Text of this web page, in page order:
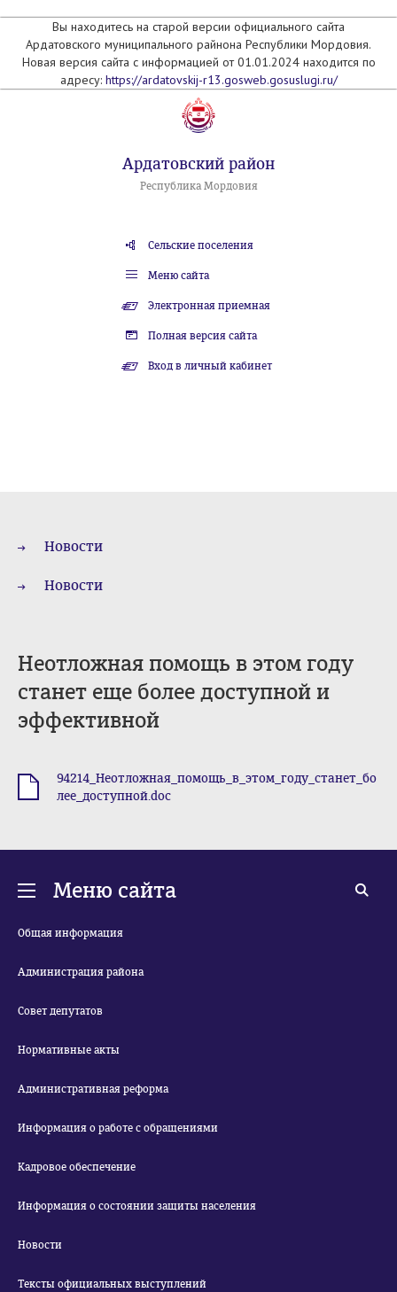
Вы находитесь на старой версии официального сайта
Ардатовского муниципального райнона Республики Мордовия.
Новая версия сайта с информацией от 01.01.2024 находится по
адресу: https://ardatovskij-r13.gosweb.gosuslugi.ru/
Ардатовский район
Республика Мордовия
Сельские поселения
Меню сайта
Электронная приемная
Полная версия сайта
Вход в личный кабинет
Новости
Новости
Неотложная помощь в этом году
станет еще более доступной и
эффективной
94214_Неотложная_помощь_в_этом_году_станет_бо
лее_доступной.doc
Меню сайта
Общая информация
Администрация района
Совет депутатов
Нормативные акты
Административная реформа
Информация о работе с обращениями
Кадровое обеспечение
Информация о состоянии защиты населения
Новости
Тексты официальных выступлений